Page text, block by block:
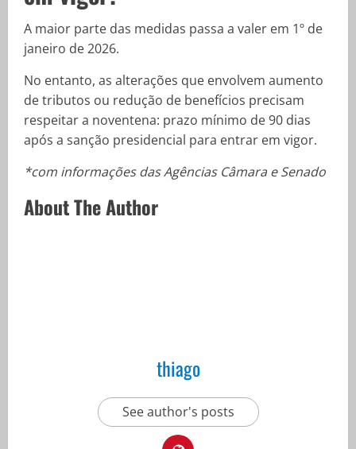
A maior parte das medidas passa a valer em 1º de
janeiro de 2026.
No entanto, as alterações que envolvem aumento
de tributos ou redução de benefícios precisam
respeitar a noventena: prazo mínimo de 90 dias
após a sanção presidencial para entrar em vigor.
*com informações das Agências Câmara e Senado
About The Author
thiago
See author's posts